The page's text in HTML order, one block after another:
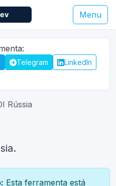
Menu
Telegram
LinkedIn
Rússia
Esta ferramenta está